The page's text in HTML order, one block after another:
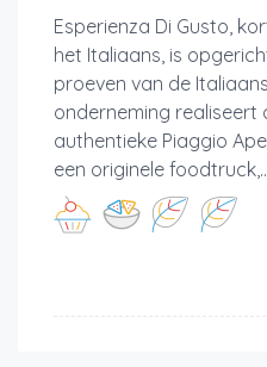
Esperienza Di Gusto,
het Italiaans, is
proeven van de
onderneming realiseert
authentieke Piaggio
een originele